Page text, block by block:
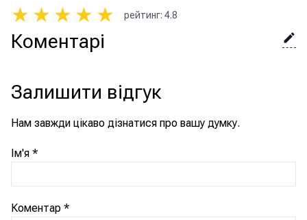
★ ★ ★ ★ ★ рейтинг: 4.8
Коментарі
Залишити відгук
Нам завжди цікаво дізнатися про вашу думку.
Ім'я *
Коментар *